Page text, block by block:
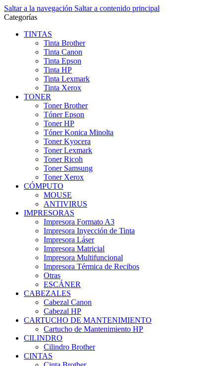
Saltar a la navegación Saltar a contenido principal
Categorías
TINTAS
Tinta Brother
Tinta Canon
Tinta Epson
Tinta HP
Tinta Lexmark
Tinta Xerox
TONER
Toner Brother
Tóner Epson
Toner HP
Tóner Konica Minolta
Toner Kyocera
Toner Lexmark
Toner Ricoh
Toner Samsung
Toner Xerox
CÓMPUTO
MOUSE
ANTIVIRUS
IMPRESORAS
Impresora Formato A3
Impresora Inyección de Tinta
Impresora Láser
Impresora Matricial
Impresora Multifuncional
Impresora Térmica de Recibos
Otras
ESCÁNER
CABEZALES
Cabezal Canon
Cabezal HP
CARTUCHO DE MANTENIMIENTO
Cartucho de Mantenimiento HP
CILINDRO
Cilindro Brother
CINTAS